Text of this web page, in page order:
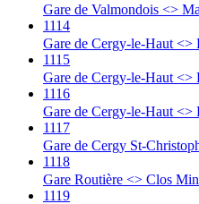
Gare de Valmondois <>
1114
Gare de Cergy-le-Haut <>
1115
Gare de Cergy-le-Haut <>
1116
Gare de Cergy-le-Haut <>
1117
Gare de Cergy St-
1118
Gare Routière <> Clos
1119